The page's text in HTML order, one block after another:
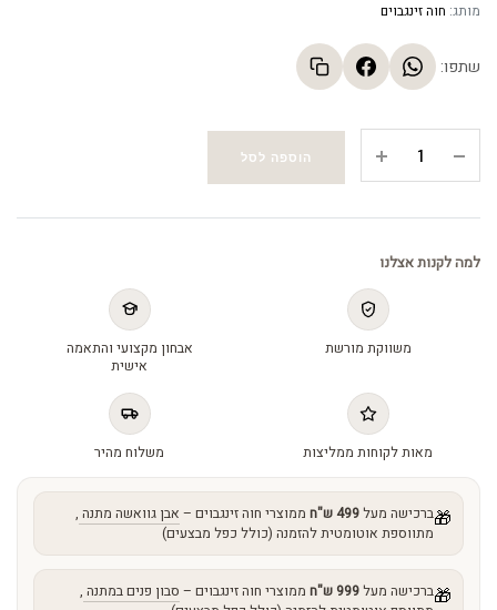
מותג: חוה זינגבוים
שתפו:
לילה
Night
quantity
הוספה לסל
למה לקנות אצלנו
משווקת מורשת
אבחון מקצועי והתאמה
אישית
מאות לקוחות ממליצות משלוח מהיר
🎁ברכישה מעל499 ש"ח ממוצרי חוה זינגבוים – אבן גוואשה מתנה ,
מתווספת אוטומטית להזמנה (כולל כפל מבצעים)
🎁ברכישה מעל999 ש"ח ממוצרי חוה זינגבוים – סבון פנים במתנה ,